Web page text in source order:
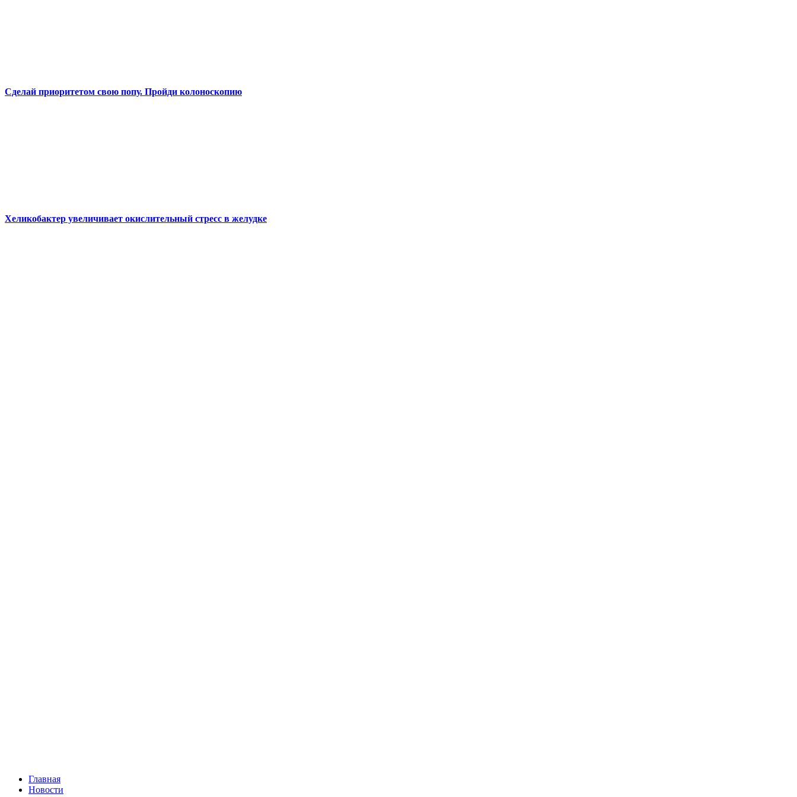
Сделай приоритетом свою попу. Пройди колоноскопию
Хеликобактер увеличивает окислительный стресс в желудке
Главная
Новости